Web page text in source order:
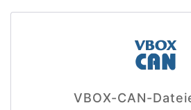
VBOX-CAN-